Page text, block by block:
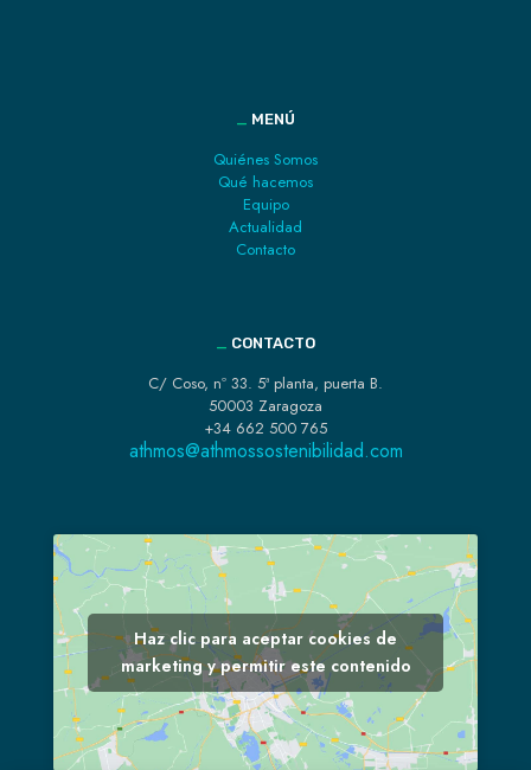
_ MENÚ
Quiénes Somos
Qué hacemos
Equipo
Actualidad
Contacto
_ CONTACTO
C/ Coso, nº 33. 5ª planta, puerta B.
50003 Zaragoza
+34 662 500 765
athmos@athmossostenibilidad.com
Haz clic para aceptar cookies de
marketing y permitir este contenido